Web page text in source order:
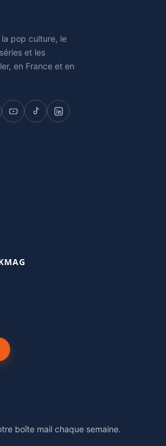
pop culture, le
et les
en France et en
boîte mail chaque semaine.